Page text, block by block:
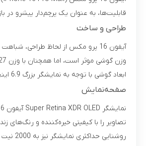
قابلیت‌ها، به عنوان یک پرچم‌دار پیشرو در
طراحی و ساخت
ابعاد گوشی با توجه به نمایشگر بزرگ 6.9 اینچی نسبتاً بزرگ است، اما طراحی نازک‌تر با ضخامت 8.3 میلی‌متری آن باعث شده تا حمل و استفاده از گوشی راحت‌تر از گذشته باشد.
صفحه‌نمایش
روشنایی حداکثری نمایشگر نیز به 2000 نیت رسیده است که تجربه تماشای محتوا در زیر نور مستقیم خورشید را بهبود می‌بخشد.